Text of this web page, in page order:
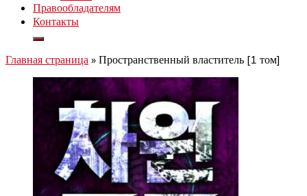
Правообладателям
Контакты
Главная страница » Пространственный властитель [1 том]